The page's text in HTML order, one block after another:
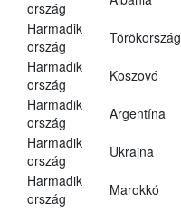
ország
Harmadik
ország
Törökország
Harmadik
ország
Koszovó
Harmadik
ország
Argentína
Harmadik
ország
Ukrajna
Harmadik
ország
Marokkó